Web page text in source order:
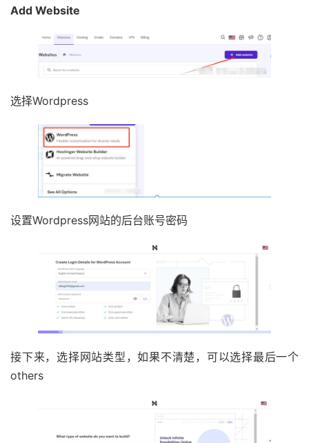
Add Website
选择Wordpress
设置Wordpress网站的后台账号密码
接下来，选择网站类型，如果不清楚，可以选择最后一个
others